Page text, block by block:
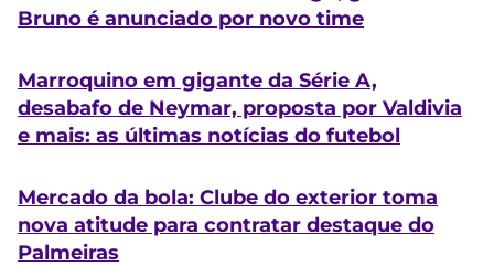
Bruno é anunciado por novo time
Marroquino em gigante da Série A,
desabafo de Neymar, proposta por Valdivia
e mais: as últimas notícias do futebol
Mercado da bola: Clube do exterior toma
nova atitude para contratar destaque do
Palmeiras